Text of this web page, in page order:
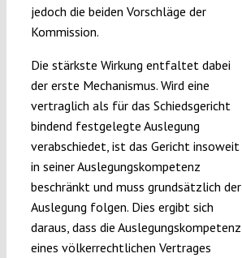
jedoch die beiden Vorschläge der
Kommission.
Die stärkste Wirkung entfaltet dabei
der erste Mechanismus. Wird eine
vertraglich als für das Schiedsgericht
bindend festgelegte Auslegung
verabschiedet, ist das Gericht insoweit
in seiner Auslegungskompetenz
beschränkt und muss grundsätzlich der
Auslegung folgen. Dies ergibt sich
daraus, dass die Auslegungskompetenz
eines völkerrechtlichen Vertrages